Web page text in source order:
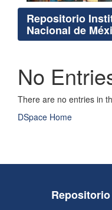
Repositorio
Nacional de
No
There are no entries in
DSpace Home